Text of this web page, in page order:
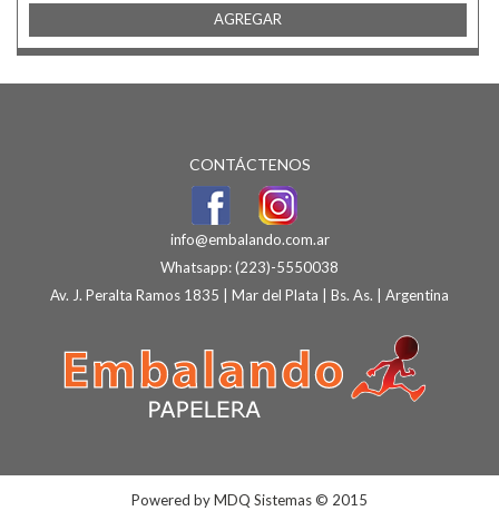
AGREGAR
CONTÁCTENOS
info@embalando.com.ar
Whatsapp:(223)-5550038
Av. J. Peralta Ramos 1835 | Mar del Plata | Bs. As. | Argentina
Powered byMDQ Sistemas© 2015